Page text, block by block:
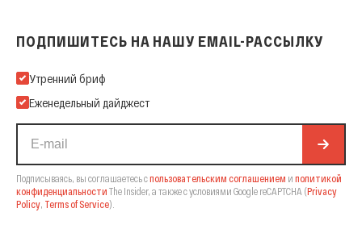
ПОДПИШИТЕСЬ НА НАШУ EMAIL-РАССЫЛКУ
Подпишитесь на нашу Email-рассылку
Утренний бриф
Еженедельный дайджест
Подписываясь, вы соглашаетесь спользовательским соглашением и политикой
конфиденциальности The Insider, а также с условиями Google reCAPTCHA (Privacy
Policy, Terms of Service).